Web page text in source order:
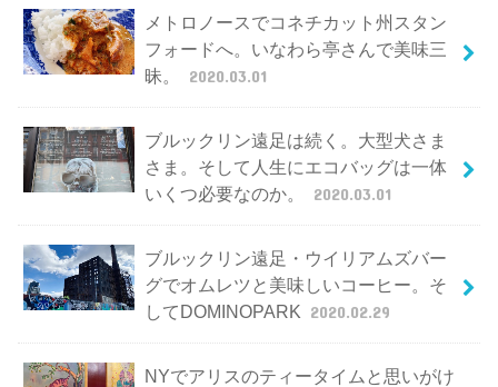
メトロノースでコネチカット州スタン
フォードへ。いなわら亭さんで美味三
昧。
2020.03.01
ブルックリン遠足は続く。大型犬さま
さま。そして人生にエコバッグは一体
いくつ必要なのか。
2020.03.01
ブルックリン遠足・ウイリアムズバー
グでオムレツと美味しいコーヒー。そ
してDOMINOPARK 2020.02.29
NYでアリスのティータイムと思いがけ